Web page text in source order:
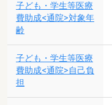
子ども・学生等医療
費助成<通院>対象年
齢
子ども・学生等医療
費助成<通院>自己負
担